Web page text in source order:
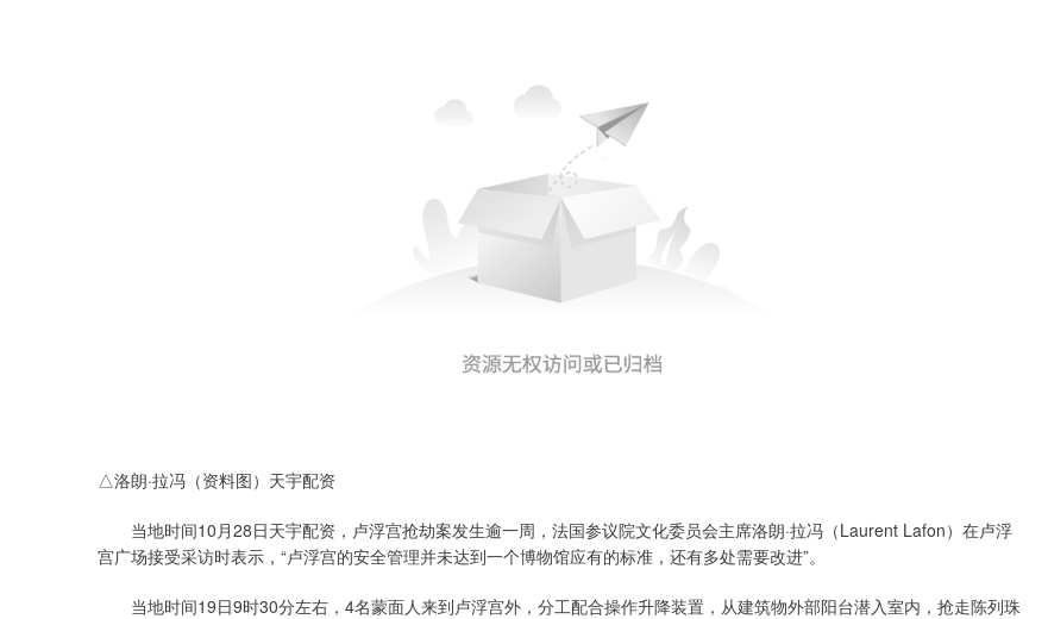
△洛朗·拉冯（资料图）天宇配资
当地时间10月28日天宇配资，卢浮宫抢劫案发生逾一周，法国参议院文化委员会主席洛朗·拉冯（Laurent Lafon）在卢浮
宫广场接受采访时表示，“卢浮宫的安全管理并未达到一个博物馆应有的标准，还有多处需要改进”。
当地时间19日9时30分左右，4名蒙面人来到卢浮宫外，分工配合操作升降装置，从建筑物外部阳台潜入室内，抢走陈列珠